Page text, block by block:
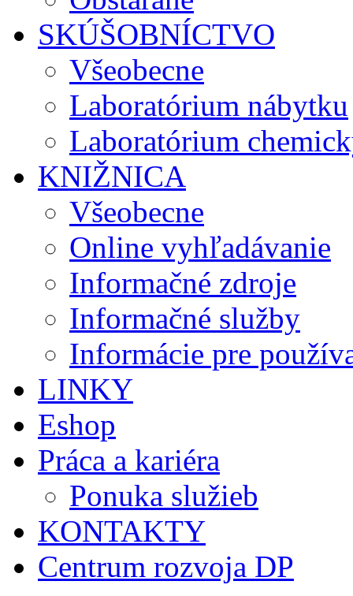
SKÚŠOBNÍCTVO
Všeobecne
Laboratórium nábytku
Laboratórium
KNIŽNICA
Všeobecne
Online vyhľadávanie
Informačné zdroje
Informačné služby
Informácie pre
LINKY
Eshop
Práca a kariéra
Ponuka služieb
KONTAKTY
Centrum rozvoja DP